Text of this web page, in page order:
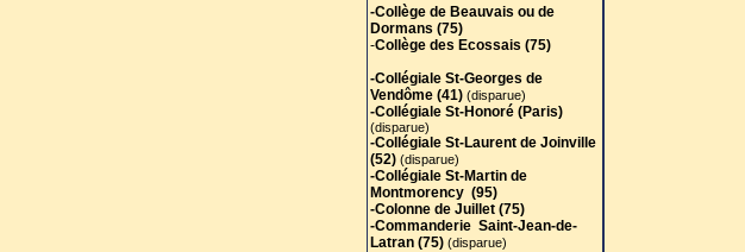
-Collège de Beauvais ou de
Dormans (75)
-Collège des Ecossais (75)
-Collégiale St-Georges de
Vendôme (41) (disparue)
-Collégiale St-Honoré (Paris)
(disparue)
-Collégiale St-Laurent de Joinville
(52) (disparue)
-Collégiale St-Martin de
Montmorency (95)
-Colonne de Juillet (75)
-Commanderie Saint-Jean-de-
Latran (75) (disparue)